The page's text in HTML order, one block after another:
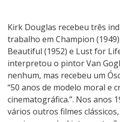
r
a
“
K
i
r
k
D
Kirk Douglas recebeu três
trabalho em Champion
Beautiful (1952) e Lust for
interpretou o pintor Van
nenhum, mas recebeu um
“50 anos de modelo moral e
cinematográfica.”. Nos anos
vários outros filmes